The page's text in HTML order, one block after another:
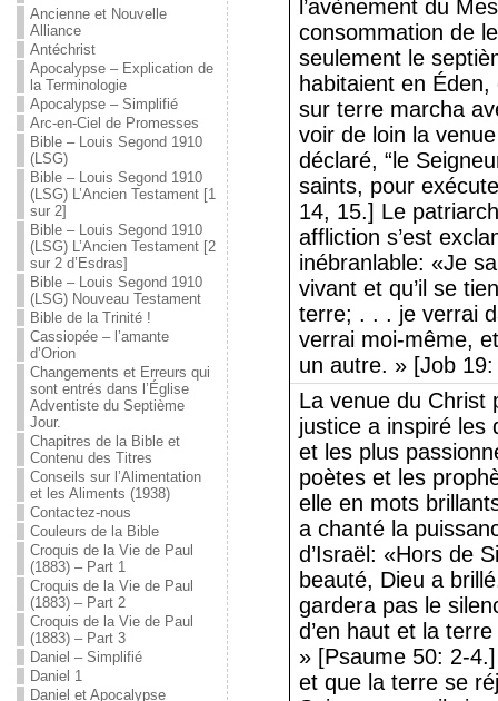
Ancienne et Nouvelle
Alliance
Antéchrist
Apocalypse – Explication de
la Terminologie
Apocalypse – Simplifié
Arc-en-Ciel de Promesses
Bible – Louis Segond 1910
(LSG)
Bible – Louis Segond 1910
(LSG) L’Ancien Testament [1
sur 2]
Bible – Louis Segond 1910
(LSG) L’Ancien Testament [2
sur 2 d’Esdras]
Bible – Louis Segond 1910
(LSG) Nouveau Testament
Bible de la Trinité !
Cassiopée – l’amante
d’Orion
Changements et Erreurs qui
sont entrés dans l’Église
Adventiste du Septième
Jour.
Chapitres de la Bible et
Contenu des Titres
Conseils sur l’Alimentation
et les Aliments (1938)
Contactez-nous
Couleurs de la Bible
Croquis de la Vie de Paul
(1883) – Part 1
Croquis de la Vie de Paul
(1883) – Part 2
Croquis de la Vie de Paul
(1883) – Part 3
Daniel – Simplifié
Daniel 1
Daniel et Apocalypse
l’avènement du
consommation de
seulement le
habitaient en
sur terre marcha
voir de loin la
déclaré, “le
saints, pour
14, 15.] Le
affliction s’est
inébranlable: «Je
vivant et qu’il se
terre; . . . je verrai
verrai moi-même,
un autre. » [Job
La venue du Christ
justice a inspiré les
et les plus
poètes et les
elle en mots
a chanté la
d’Israël: «Hors de
beauté, Dieu a
gardera pas le
d’en haut et la
» [Psaume 50: 2-
et que la terre se